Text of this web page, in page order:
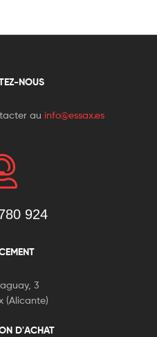
NOUS
au info@essax.es
924
3
(Alicante)
D'ACHAT